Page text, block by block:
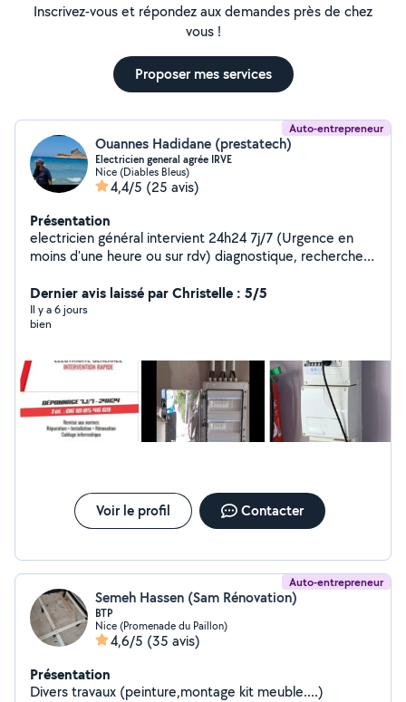
Inscrivez-vous et répondez aux demandes près de chez
vous !
Proposer mes services
Auto-entrepreneur
Ouannes Hadidane (prestatech)
Electricien general agrée IRVE
Nice (Diables Bleus)
4,4/5 (25 avis)
Présentation
electricien général intervient 24h24 7j/7 (Urgence en
moins d'une heure ou sur rdv) diagnostique, recherche
bureaux, commerce visiophone, video-surveillance,
motorisation de portail Agreer IRVE (installateur de
borne de recharge) Courant fort, courant faible Et
service comme debarras A bientôt!!!
Dernier avis laissé par Christelle : 5/5
Il y a 6 jours
bien
Voir le profil Contacter
Auto-entrepreneur
Semeh Hassen (Sam Rénovation)
BTP
Nice (Promenade du Paillon)
4,6/5 (35 avis)
Présentation
Divers travaux (peinture,montage kit meuble....)